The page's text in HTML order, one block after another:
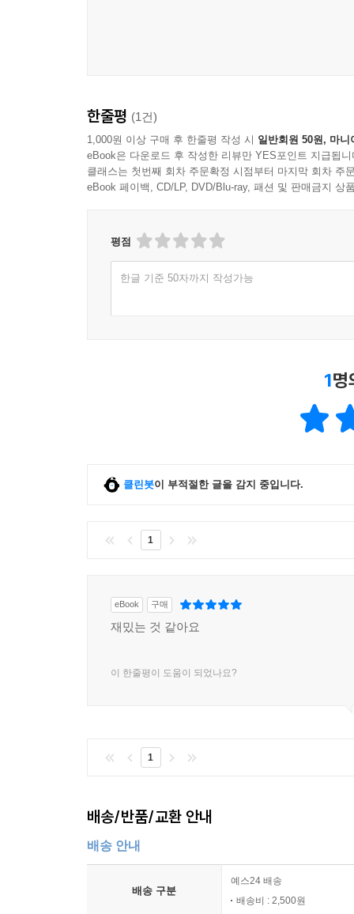
한줄평 (1건)
1,000원 이상 구매 후 한줄평 작성 시 일반회원 50원, 마니
eBook은 다운로드 후 작성한 리뷰만 YES포인트 지급됩니
클래스는 첫번째 회차 주문확정 시점부터 마지막 회차 주
eBook 페이백, CD/LP, DVD/Blu-ray, 패션 및 판매금지 상
평점
한글 기준 50자까지 작성가능
1명
클린봇이 부적절한 글을 감지 중입니다.
1
eBook 구매
재밌는 것 같아요
이 한줄평이 도움이 되었나요?
1
배송/반품/교환 안내
배송 안내
배송 구분
예스24 배송
배송비 : 2,500원